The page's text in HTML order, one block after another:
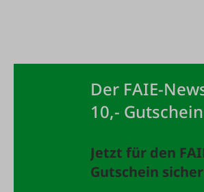
Der FAIE-
10,- Gutschein
Jetzt für den
Gutschein